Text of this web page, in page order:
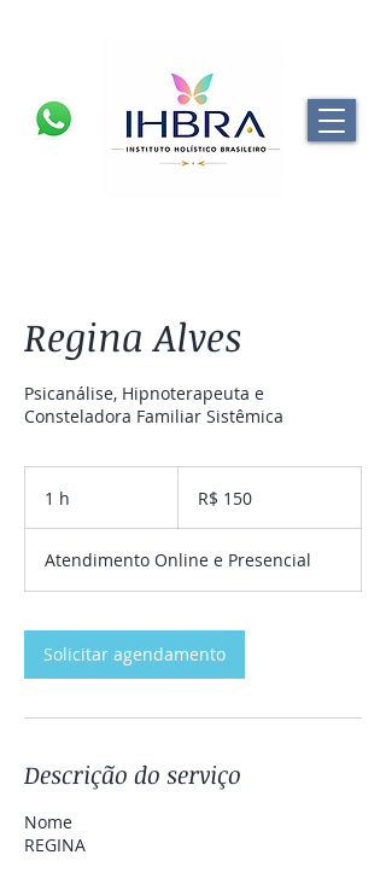
Regina Alves
Psicanálise, Hipnoterapeuta e
Consteladora Familiar Sistêmica
1 h
brasileiros
R$ 150
Atendimento Online e Presencial
Solicitar agendamento
Descrição do serviço
Nome
REGINA